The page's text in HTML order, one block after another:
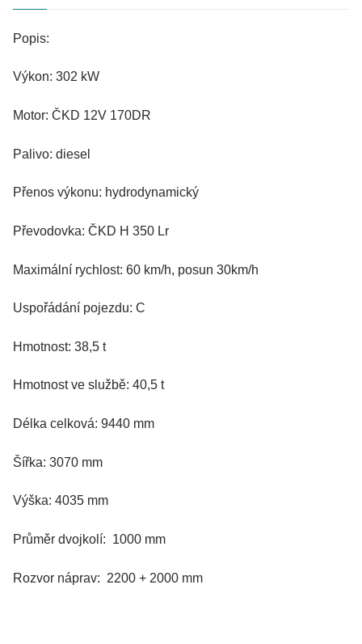
Popis:
Výkon: 302 kW
Motor: ČKD 12V 170DR
Palivo: diesel
Přenos výkonu: hydrodynamický
Převodovka: ČKD H 350 Lr
Maximální rychlost: 60 km/h, posun 30km/h
Uspořádání pojezdu: C
Hmotnost: 38,5 t
Hmotnost ve službě: 40,5 t
Délka celková: 9440 mm
Šířka: 3070 mm
Výška: 4035 mm
Průměr dvojkolí: 1000 mm
Rozvor náprav: 2200 + 2000 mm